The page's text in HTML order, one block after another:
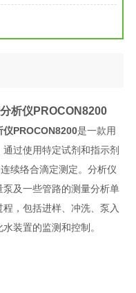
析仪 PROCON8200
仪PROCON8200是一款用
过使用特定试剂和指示剂
续络合滴定测定。分析仪
及一些管路的测量分析单
，包括进样、冲洗、泵入
装置的监测和控制。